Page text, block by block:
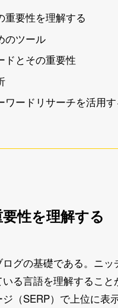
重要性を理解する
のツール
ドとその重要性
ワードリサーチを活用す
性を理解する
グの基礎である。ニ
る言語を理解するこ
（SERP）で上位に